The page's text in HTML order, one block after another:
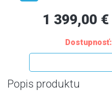
1 399,00 €
Dostupnosť:
Popis produktu